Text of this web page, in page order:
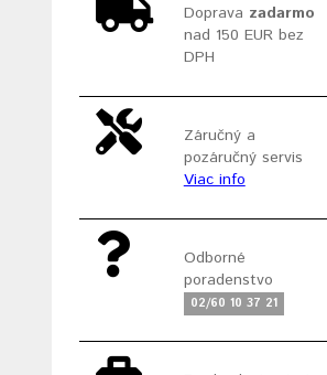
Doprava zadarmo
nad 150 EUR bez
DPH
Záručný a
pozáručný servis
Viac info
Odborné
poradenstvo
02/60 10 37 21